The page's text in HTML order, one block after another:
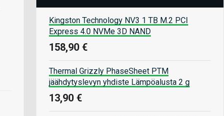
Kingston Technology NV3 1 TB M.2 PCI
Express 4.0 NVMe 3D NAND
158,90 €
Thermal Grizzly PhaseSheet PTM
jäähdytyslevyn yhdiste Lämpöalusta 2 g
13,90 €